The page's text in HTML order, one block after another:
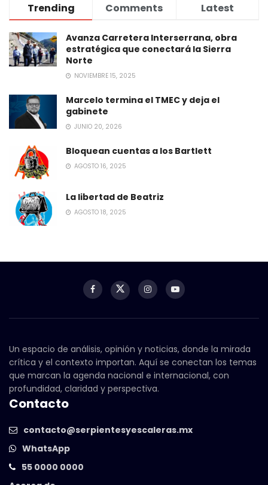
Trending Comments Latest
Avanza Carretera Interserrana, obra
estratégica que conectará la Sierra
Norte
NOVIEMBRE 15, 2025
Marcelo termina el TMEC y deja el
gabinete
JUNIO 20, 2026
Bloquean cuentas a los Bartlett
AGOSTO 16, 2025
La libertad de Beatriz
AGOSTO 18, 2025
Un espacio de análisis, opinión y noticias, donde la mirada
crítica y el contexto importan. Aquí se conectan los temas
que marcan la agenda nacional e internacional, con
profundidad, claridad y perspectiva.
Contacto
contacto@serpientesyescaleras.mx
WhatsApp
55 0000 0000